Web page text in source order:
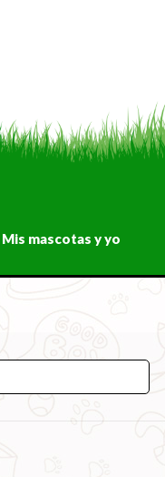
Mis mascotas y yo